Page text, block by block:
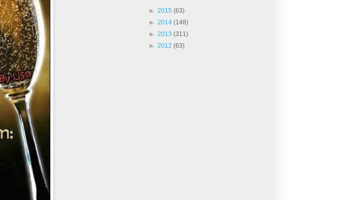
► 2015 (63)
► 2014 (148)
► 2013 (311)
► 2012 (63)